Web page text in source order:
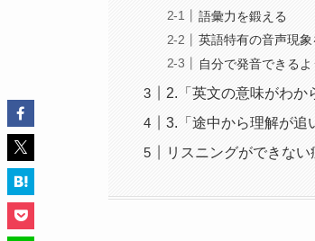
語彙力を鍛える
英語特有の音声現象
自分で発音できる
2.「英文の意味がわか
3.「途中から理解が追
リスニングができな